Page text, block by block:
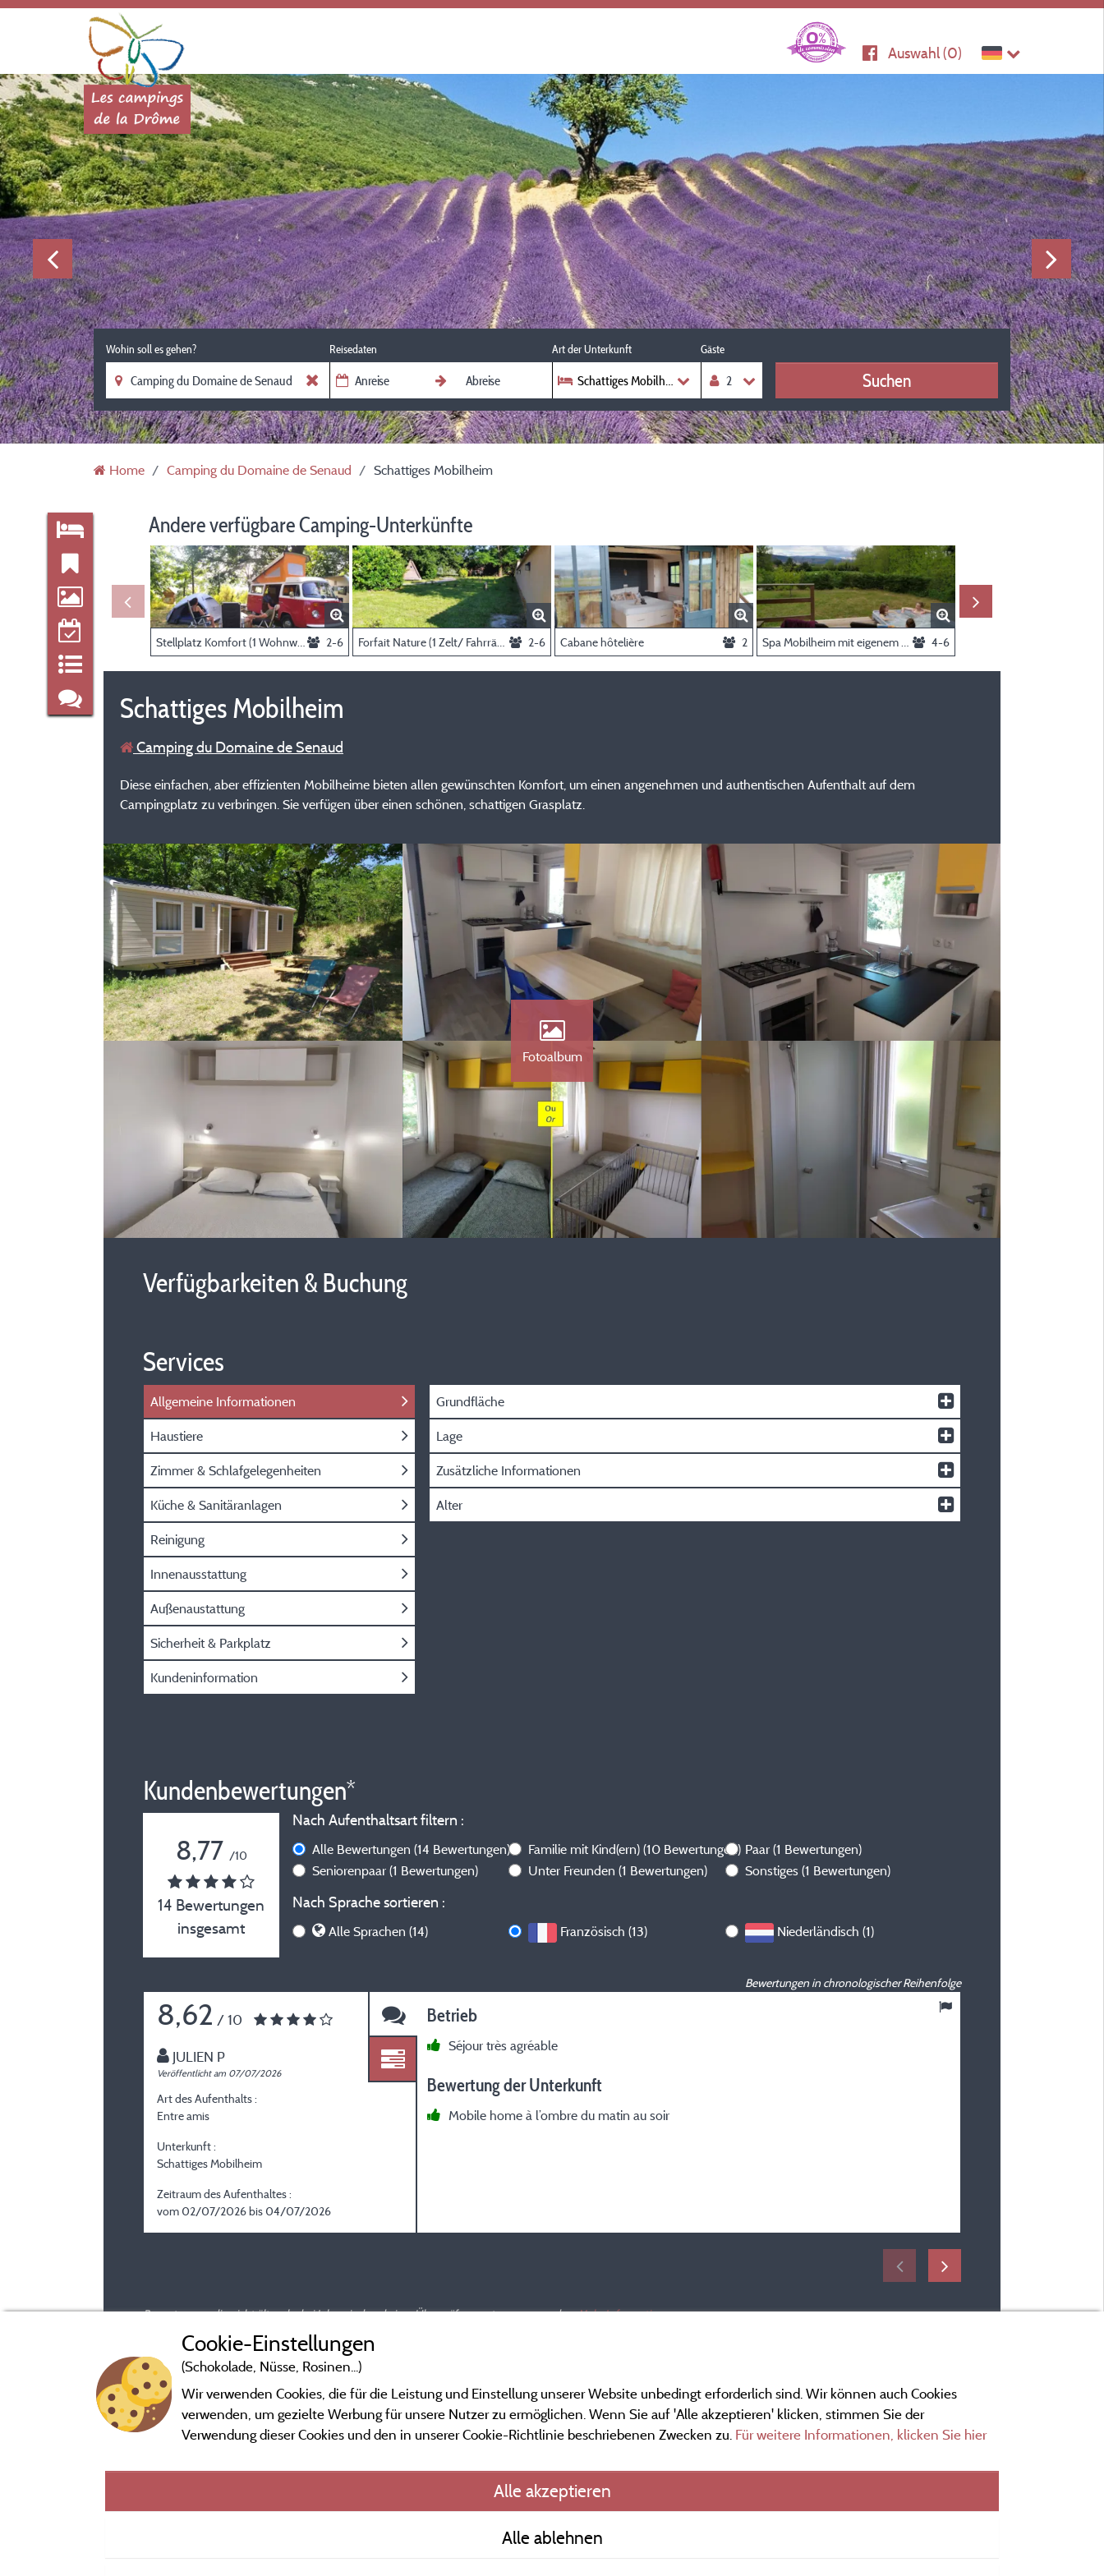
Auswahl (0)
Wohin soll es gehen? Reisedaten Art der Unterkunft
Schattiges Mobilheim
Gäste
Suchen
Home Camping du Domaine de Senaud Schattiges Mobilheim
Andere verfügbare Camping-Unterkünfte
Stellplatz Komfort (1 Wohnwagen, Wohnmobil / 1 Auto / Strom) 2-6 2-6 Cabane hôtelière 2 4-6
Schattiges Mobilheim
Camping du Domaine de Senaud
Diese einfachen, aber effizienten Mobilheime bieten allen gewünschten Komfort, um einen angenehmen und authentischen Aufenthalt auf dem
Campingplatz zu verbringen. Sie verfügen über einen schönen, schattigen Grasplatz.
Fotoalbum
Verfügbarkeiten & Buchung
Services
Allgemeine Informationen
Haustiere
Zimmer & Schlafgelegenheiten
Küche & Sanitäranlagen
Reinigung
Innenausstattung
Außenaustattung
Sicherheit & Parkplatz
Kundeninformation
Grundfläche
Lage
Zusätzliche Informationen
Alter
Kundenbewertungen*
8,77 /10
14 Bewertungen
insgesamt
Nach Aufenthaltsart filtern :
Alle Bewertungen (14 Bewertungen) Familie mit Kind(ern)(10 Bewertungen) Paar (1 Bewertungen)
Seniorenpaar (1 Bewertungen) Unter Freunden(1 Bewertungen) Sonstiges (1 Bewertungen)
Nach Sprache sortieren :
Alle Sprachen (14) Französisch (13) Niederländisch (1)
Bewertungen in chronologischer Reihenfolge
8,62 / 10
JULIEN P
Veröffentlicht am 07/07/2026
Art des Aufenthalts :
Entre amis
Unterkunft :
Schattiges Mobilheim
Zeitraum des Aufenthaltes :
vom 02/07/2026 bis 04/07/2026
Betrieb
Séjour très agréable
Bewertung der Unterkunft
Mobile home à l’ombre du matin au soir
Bewertungen, die nicht älter als drei Jahre sind und einer Überprüfung unterzogen wurden.Mehr Informationen
Cookie-Einstellungen
(Schokolade, Nüsse, Rosinen...)
Wir verwenden Cookies, die für die Leistung und Einstellung unserer Website unbedingt erforderlich sind. Wir können auch Cookies
verwenden, um gezielte Werbung für unsere Nutzer zu ermöglichen. Wenn Sie auf 'Alle akzeptieren' klicken, stimmen Sie der
Verwendung dieser Cookies und den in unserer Cookie-Richtlinie beschriebenen Zwecken zu. Für weitere Informationen, klicken Sie hier
Alle akzeptieren
Alle ablehnen